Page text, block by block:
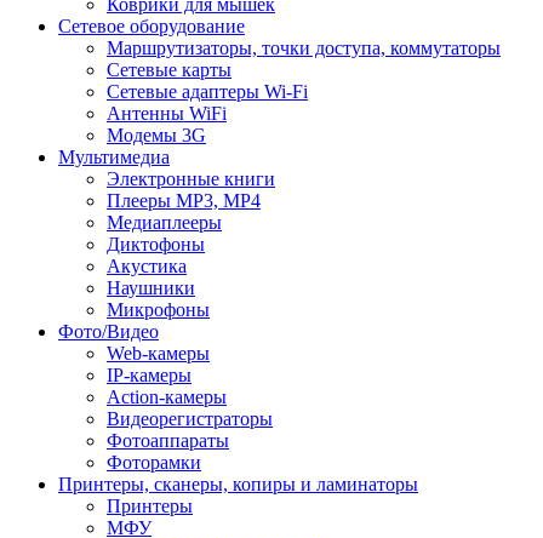
Коврики для мышек
Сетевое оборудование
Маршрутизаторы, точки доступа, коммутаторы
Сетевые карты
Сетевые адаптеры Wi-Fi
Антенны WiFi
Модемы 3G
Мультимедиа
Электронные книги
Плееры MP3, MP4
Медиаплееры
Диктофоны
Акустика
Наушники
Микрофоны
Фото/Видео
Web-камеры
IP-камеры
Action-камеры
Видеорегистраторы
Фотоаппараты
Фоторамки
Принтеры, сканеры, копиры и ламинаторы
Принтеры
МФУ